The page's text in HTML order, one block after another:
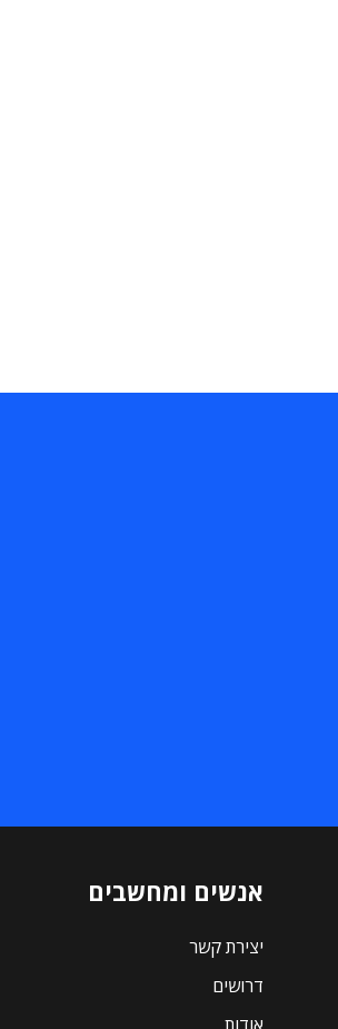
אנשים ומחשבים
יצירת קשר
דרושים